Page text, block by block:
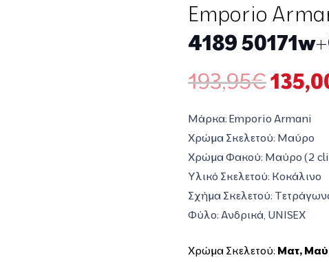
Emporio
4189
193,95€
price
was:
Μάρκα: Emporio Armani
Χρώμα Σκελετού: Μαύρο
Χρώμα Φακού: Μαύρο (2
Υλικό Σκελετού: Κοκάλινο
Σχήμα Σκελετού:
Φύλο: Ανδρικά, UNISEX
Χρώμα Σκελετού: Ματ,